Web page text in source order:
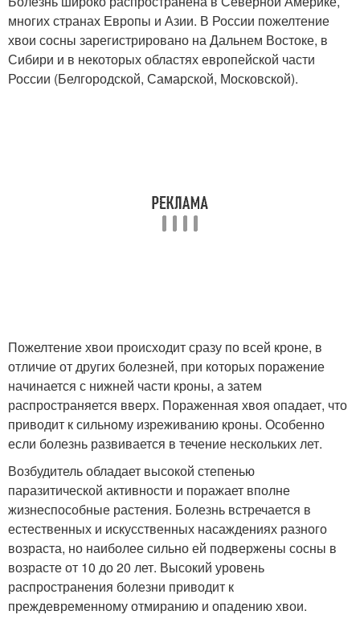
многих странах Европы и Азии. В России пожелтение
хвои сосны зарегистрировано на Дальнем Востоке, в
Сибири и в некоторых областях европейской части
России (Белгородской, Самарской, Московской).
Пожелтение хвои происходит сразу по всей кроне, в
отличие от других болезней, при которых поражение
начинается с нижней части кроны, а затем
распространяется вверх. Пораженная хвоя опадает, что
приводит к сильному изреживанию кроны. Особенно
если болезнь развивается в течение нескольких лет.
Возбудитель обладает высокой степенью
паразитической активности и поражает вполне
жизнеспособные растения. Болезнь встречается в
естественных и искусственных насаждениях разного
возраста, но наиболее сильно ей подвержены сосны в
возрасте от 10 до 20 лет. Высокий уровень
распространения болезни приводит к
преждевременному отмиранию и опадению хвои.